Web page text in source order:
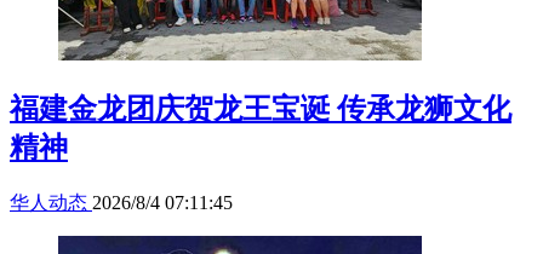
福建金龙团庆贺龙王宝诞 传承龙狮文化
精神
华人动态 2026/8/4 07:11:45